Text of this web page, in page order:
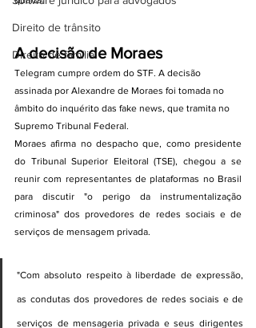
Direito de trânsito
Direito de família
A decisão de Moraes
Telegram cumpre ordem do STF. A decisão
assinada por Alexandre de Moraes foi tomada no
âmbito do inquérito das fake news, que tramita no
Supremo Tribunal Federal.
Moraes afirma no despacho que, como presidente
do Tribunal Superior Eleitoral (TSE), chegou a se
reunir com representantes de plataformas no Brasil
para discutir "o perigo da instrumentalização
criminosa" dos provedores de redes sociais e de
serviços de mensagem privada.
"Com absoluto respeito à liberdade de expressão,
as condutas dos provedores de redes sociais e de
serviços de mensageria privada e seus dirigentes